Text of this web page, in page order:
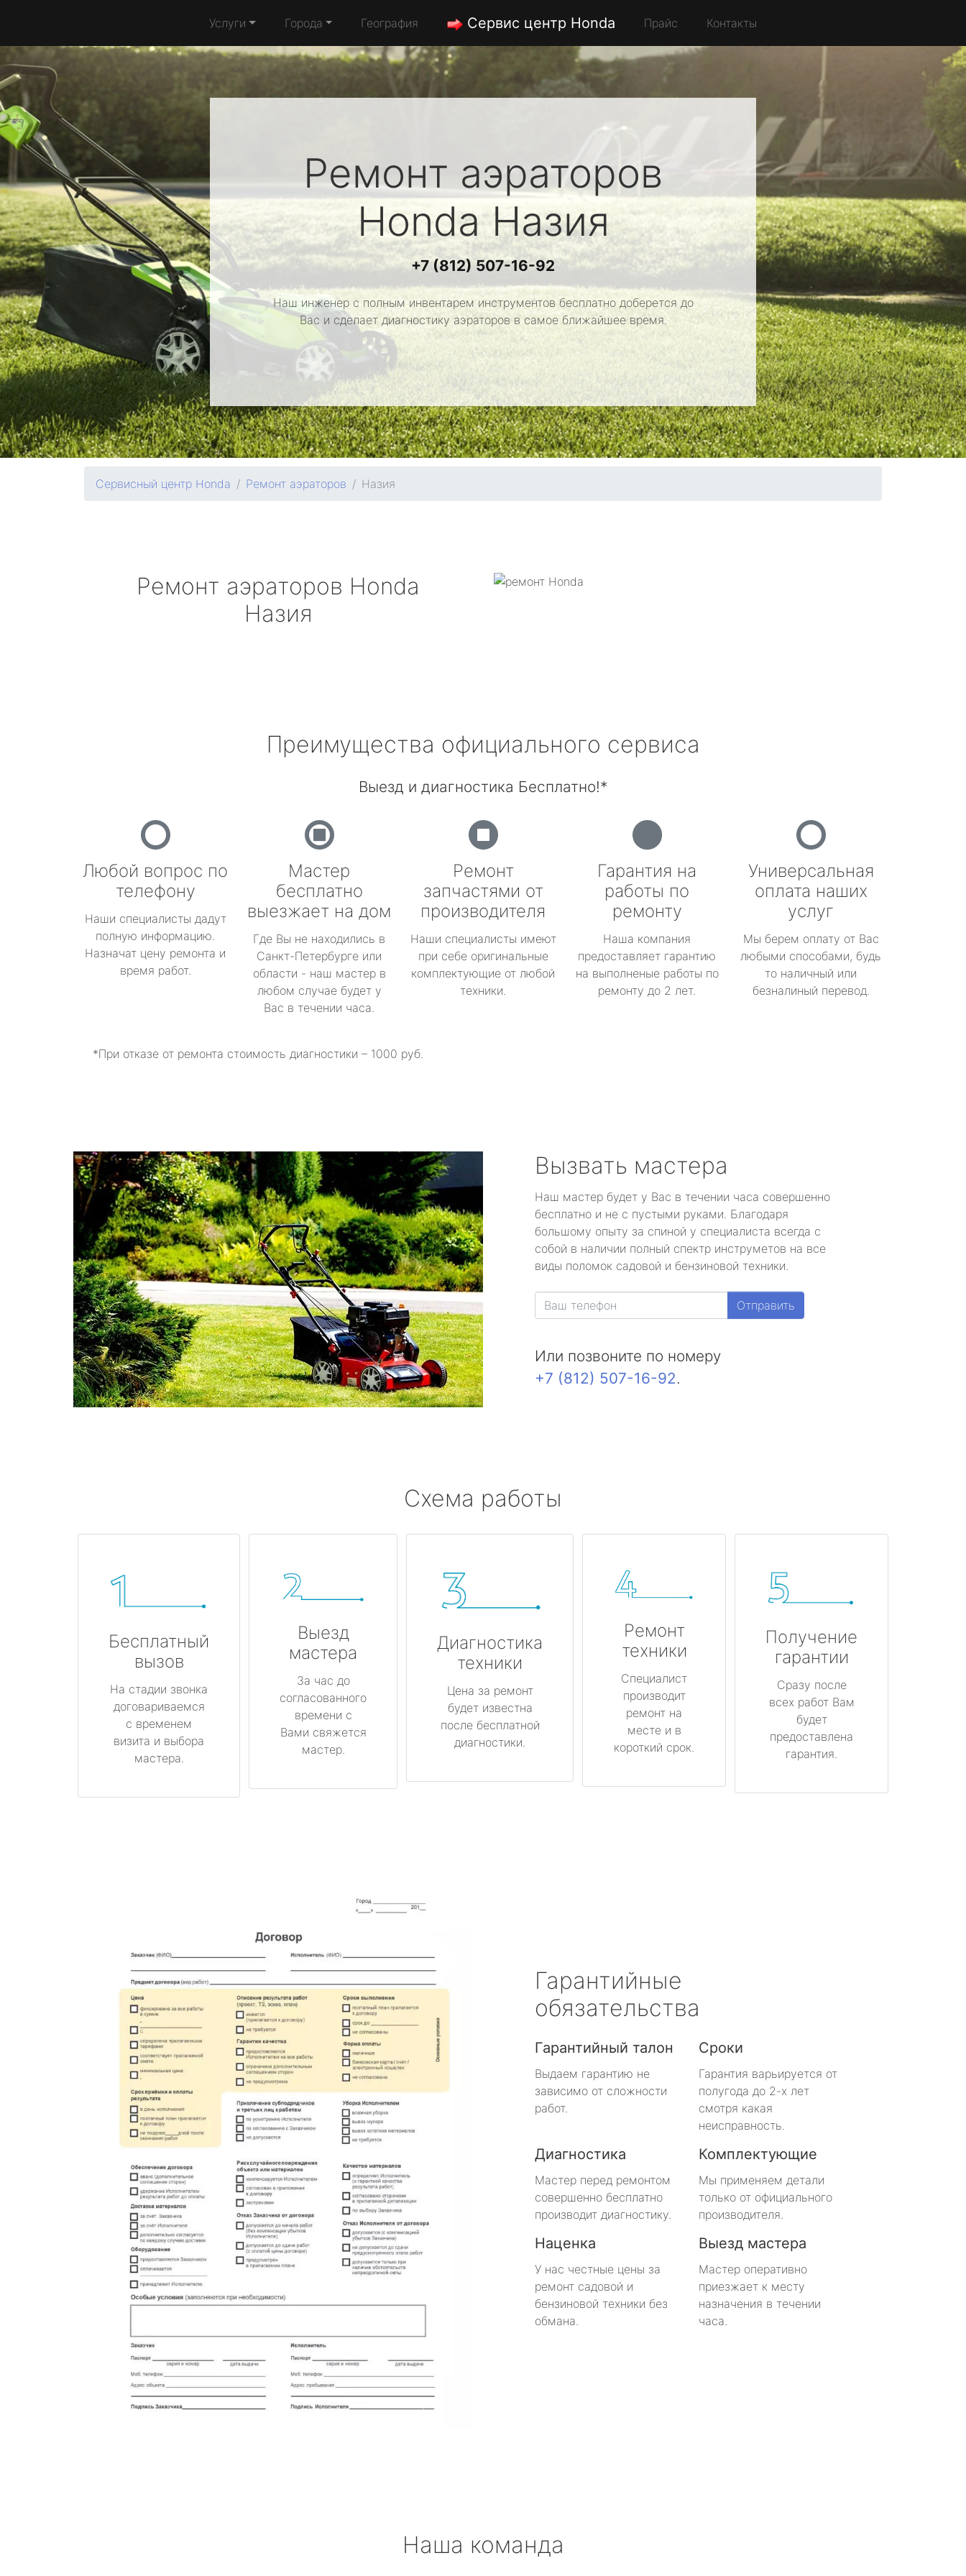
Услуги Города География Сервис центр Honda Прайс Контакты
Ремонт аэраторов
HondaНазия
+7 (812) 507-16-92
Наш инженер с полным инвентарем инструментов бесплатно доберется до
Вас и сделает диагностику аэраторов в самое ближайшее время.
Сервисный центр Honda Ремонт аэраторов Назия
Ремонт аэраторов Honda
Назия
Преимущества официального сервиса
Выезд и диагностика Бесплатно!*
Любой вопрос по
телефону
Наши специалисты дадут
полную информацию.
Назначат цену ремонта и
время работ.
Мастер
бесплатно
выезжает на дом
Где Вы не находились в
Санкт-Петербурге или
области - наш мастер в
любом случае будет у
Вас в течении часа.
Ремонт
запчастями от
производителя
Наши специалисты имеют
при себе оригинальные
комплектующие от любой
техники.
Гарантия на
работы по
ремонту
Наша компания
предоставляет гарантию
на выполненые работы по
ремонту до 2 лет.
Универсальная
оплата наших
услуг
Мы берем оплату от Вас
любыми способами, будь
то наличный или
безналиный перевод.
*При отказе от ремонта стоимость диагностики – 1000 руб.
Вызвать мастера
Наш мастер будет у Вас в течении часа совершенно
бесплатно и не с пустыми руками. Благодаря
большому опыту за спиной у специалиста всегда с
собой в наличии полный спектр инструметов на все
виды поломок садовой и бензиновой техники.
Отправить
Или позвоните по номеру
+7 (812) 507-16-92.
Схема работы
Бесплатный
вызов
На стадии звонка
договариваемся
с временем
визита и выбора
мастера.
Выезд
мастера
За час до
согласованного
времени с
Вами свяжется
мастер.
Диагностика
техники
Цена за ремонт
будет известна
после бесплатной
диагностики.
Ремонт
техники
Специалист
производит
ремонт на
месте и в
короткий срок.
Получение
гарантии
Сразу после
всех работ Вам
будет
предоставлена
гарантия.
Гарантийные
обязательства
Гарантийный талон
Выдаем гарантию не
зависимо от сложности
работ.
Сроки
Гарантия варьируется от
полугода до 2-х лет
смотря какая
неисправность.
Диагностика
Мастер перед ремонтом
совершенно бесплатно
производит диагностику.
Комплектующие
Мы применяем детали
только от официального
производителя.
Наценка
У нас честные цены за
ремонт садовой и
бензиновой техники без
обмана.
Выезд мастера
Мастер оперативно
приезжает к месту
назначения в течении
часа.
Наша команда